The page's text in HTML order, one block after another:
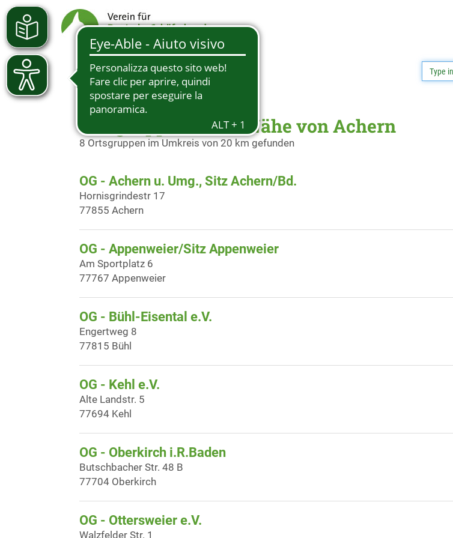
Ortsgruppen in der Nähe von Achern
8 Ortsgruppen im Umkreis von 20 km gefunden
OG - Achern u. Umg., Sitz Achern/Bd.
Hornisgrindestr 17
77855 Achern
OG - Appenweier/Sitz Appenweier
Am Sportplatz 6
77767 Appenweier
OG - Bühl-Eisental e.V.
Engertweg 8
77815 Bühl
OG - Kehl e.V.
Alte Landstr. 5
77694 Kehl
OG - Oberkirch i.R.Baden
Butschbacher Str. 48 B
77704 Oberkirch
OG - Ottersweier e.V.
Walzfelder Str. 1